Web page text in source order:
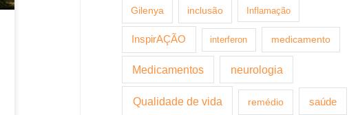
Gilenya inclusão Inflamação
InspirAÇÃO interferon medicamento
Medicamentos neurologia
Qualidade de vida remédio saúde